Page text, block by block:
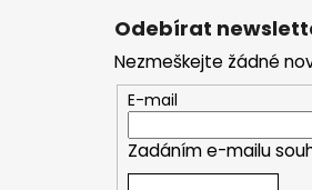
Odebírat
Nezmeškejte žádné
E-mail
Zadáním e-mailu